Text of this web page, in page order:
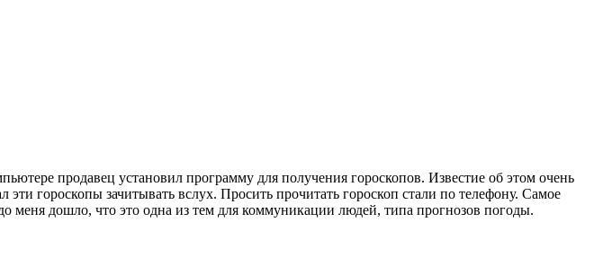
продавец установил программу для получения гороскопов. Известие об этом очень
гороскопы зачитывать вслух. Просить прочитать гороскоп стали по телефону. Самое
меня дошло, что это одна из тем для коммуникации людей, типа прогнозов погоды.